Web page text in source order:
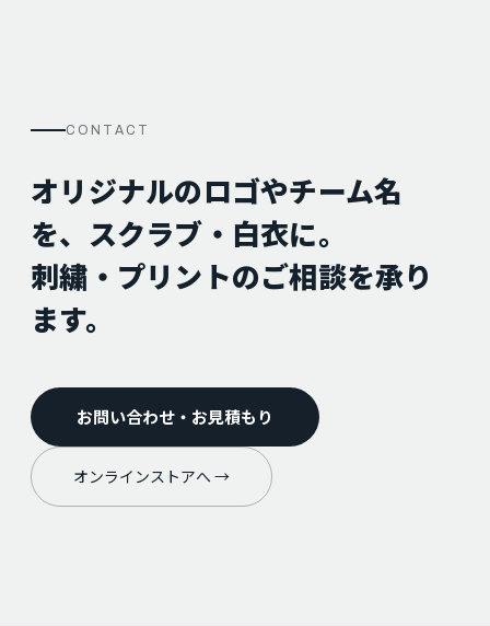
CONTACT
オリジナルのロゴやチーム名
を、スクラブ・白衣に。
刺繍・プリントのご相談を承り
ます。
お問い合わせ・お見積もり
オンラインストアへ →